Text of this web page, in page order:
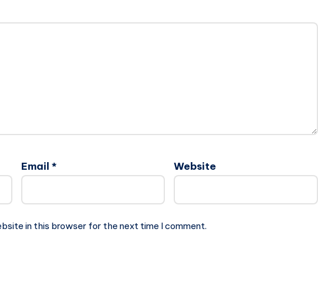
Email * Website
in this browser for the next time I comment.